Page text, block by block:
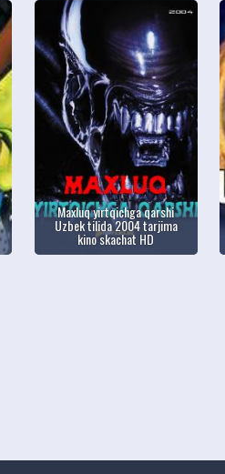
Maxluq yirtqichga qarshi
Uzbek tilida 2004 tarjima
kino skachat HD